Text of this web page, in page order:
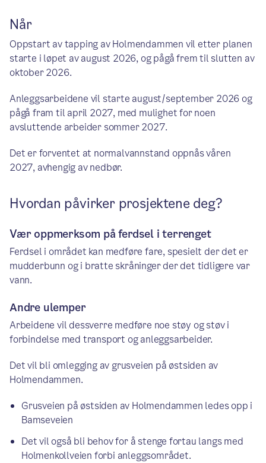
Når
Oppstart av tapping av Holmendammen vil etter planen
starte i løpet av august 2026, og pågå frem til slutten av
oktober 2026.
Anleggsarbeidene vil starte august/september 2026 og
pågå fram til april 2027, med mulighet for noen
avsluttende arbeider sommer 2027.
Det er forventet at normalvannstand oppnås våren
2027, avhengig av nedbør.
Hvordan påvirker prosjektene deg?
Vær oppmerksom på ferdsel i terrenget
Ferdsel i området kan medføre fare, spesielt der det er
mudderbunn og i bratte skråninger der det tidligere var
vann.
Andre ulemper
Arbeidene vil dessverre medføre noe støy og støv i
forbindelse med transport og anleggsarbeider.
Det vil bli omlegging av grusveien på østsiden av
Holmendammen.
Grusveien på østsiden av Holmendammen ledes opp i
Bamseveien
Det vil også bli behov for å stenge fortau langs med
Holmenkollveien forbi anleggsområdet.